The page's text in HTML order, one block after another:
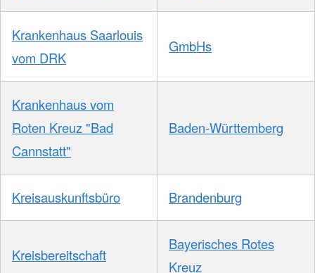
Krankenhaus Saarlouis
vom DRK
GmbHs
Krankenhaus vom
Roten Kreuz "Bad
Cannstatt"
Baden-Württemberg
Kreisauskunftsbüro Brandenburg
Kreisbereitschaft
Bayerisches Rotes
Kreuz